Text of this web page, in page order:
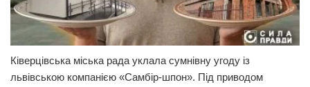
Ківерцівська міська рада уклала сумнівну угоду із
львівською компанією «Самбір-шпон». Під приводом